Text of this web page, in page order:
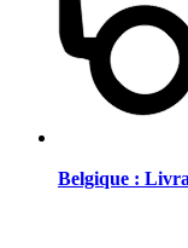
Belgique :